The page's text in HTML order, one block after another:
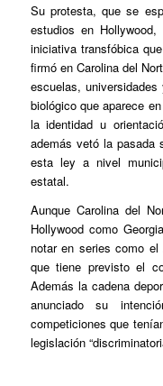
Su protesta, que se
estudios en
iniciativa transfóbica
firmó en Carolina del
escuelas,
biológico que aparece
la identidad u
además vetó la pasada
esta ley a nivel
estatal.
Aunque Carolina del
Hollywood como
notar en series como el
que tiene previsto el
Además la cadena
anunciado su
competiciones que
legislación